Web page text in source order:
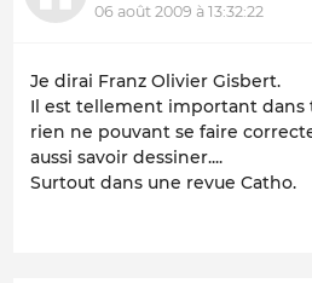
06 août 2009 à 13:32:22
Je dirai Franz Olivier Gisbert.
Il est tellement important dans
rien ne pouvant se faire
aussi savoir dessiner....
Surtout dans une revue Catho.